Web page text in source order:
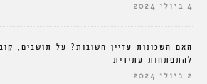
4 ביולי 2024
האם השכונות עדיין חשובות? על תושבים,
להתפתחות עתידית
2 ביולי 2024